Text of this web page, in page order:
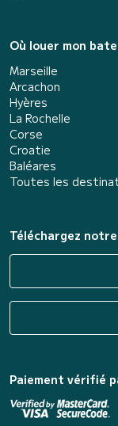
Où louer mon
Marseille
Arcachon
Hyères
La Rochelle
Corse
Croatie
Baléares
Toutes les
Téléchargez
Paiement vérifié